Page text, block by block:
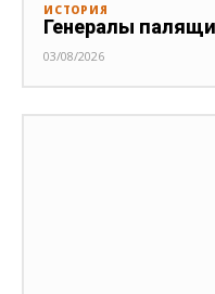
ИСТОРИЯ
Генералы
03/08/2026